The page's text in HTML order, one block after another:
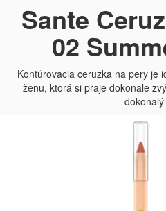
Sante
02
Kontúrovacia ceruzka na pery je
ženu, ktorá si praje dokonale
dokonalý